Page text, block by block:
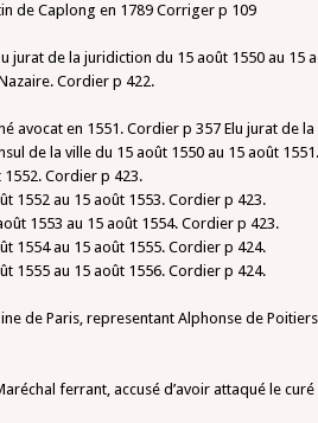
de Caplong en 1789 Corriger p 109
jurat de la juridiction du 15 août 1550 au
Cordier p 422.
avocat en 1551. Cordier p 357 Elu jurat de
de la ville du 15 août 1550 au 15 août
Cordier p 423.
1552 au 15 août 1553. Cordier p 423.
1553 au 15 août 1554. Cordier p 423.
1554 au 15 août 1555. Cordier p 424.
1555 au 15 août 1556. Cordier p 424.
de Paris, representant Alphonse de
ferrant, accusé d’avoir attaqué le